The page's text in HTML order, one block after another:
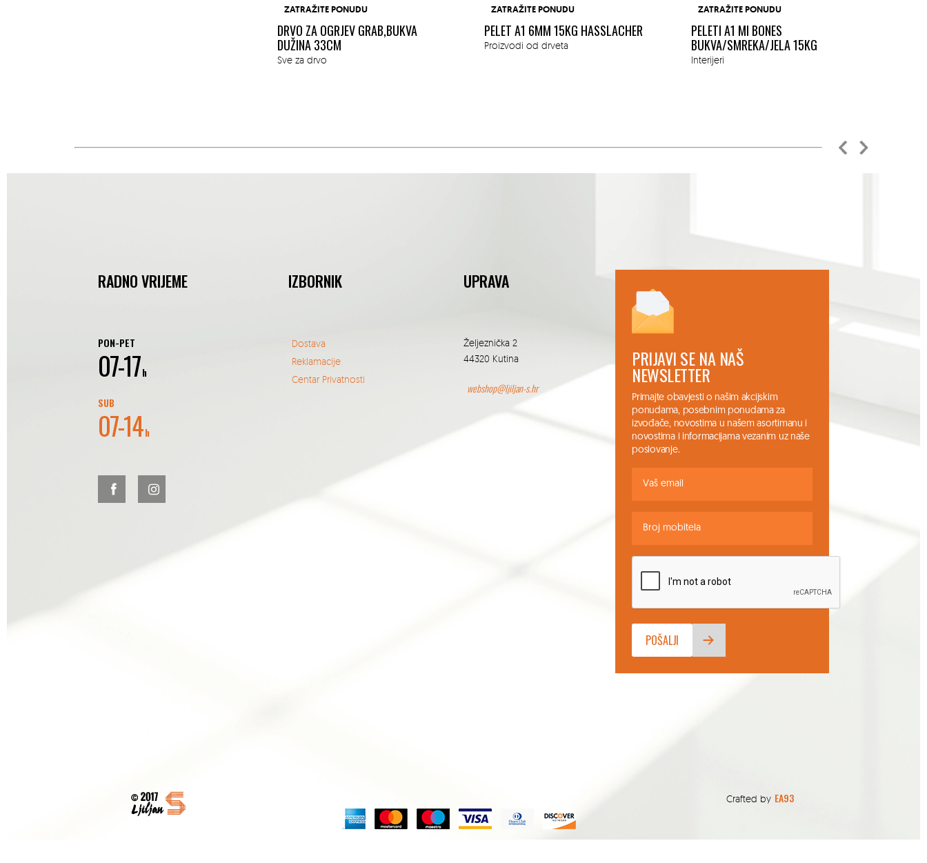
ZATRAŽITE PONUDU
DRVO ZA OGRJEV GRAB,BUKVA
DUŽINA 33CM
Sve za drvo
ZATRAŽITE PONUDU
PELET A1 6MM 15KG HASSLACHER
Proizvodi od drveta
ZATRAŽITE PONUDU
PELETI A1 MI BONES
BUKVA/SMREKA/JELA 15KG
Interijeri
RADNO VRIJEME
PON-PET
07-17h
SUB
07-14h
IZBORNIK
Dostava
Reklamacije
Centar Privatnosti
UPRAVA
Željeznička 2
44320 Kutina
webshop@ljiljan-s.hr
PRIJAVI SE NA NAŠ
NEWSLETTER
Primajte obavjesti o našim akcijskim
ponudama, posebnim ponudama za
izvođače, novostima u našem asortimanu i
novostima i informacijama vezanim uz naše
poslovanje.
Crafted by EA93